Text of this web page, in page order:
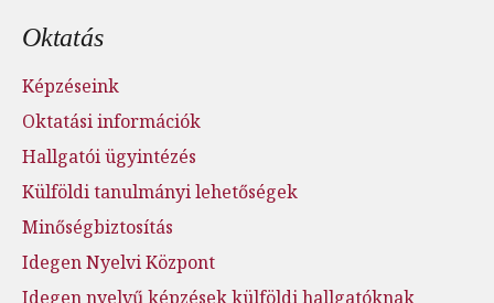
Oktatás
Képzéseink
Oktatási információk
Hallgatói ügyintézés
Külföldi tanulmányi lehetőségek
Minőségbiztosítás
Idegen Nyelvi Központ
Idegen nyelvű képzések külföldi hallgatóknak